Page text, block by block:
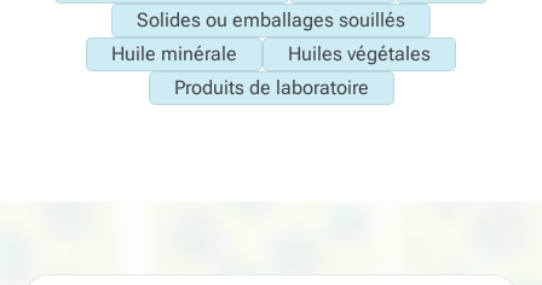
Solides ou emballages souillés
Huile minérale
Huiles végétales
Produits de laboratoire